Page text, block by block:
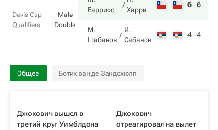
Davis Cup
Qualifiers
Male
Double
Барриос
Харри
6 6
М.
Шабанов
И.
Сабанов
4 4
Общее Ботик ван де Зандсхюлп
Джокович вышел в
третий круг Уимблдона
Джокович
отреагировал на вылет